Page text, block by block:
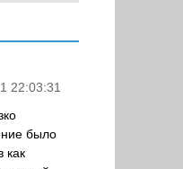
22:03:31
было
как